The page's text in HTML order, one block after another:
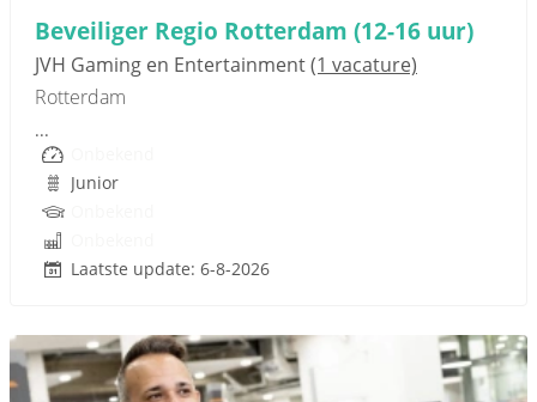
Beveiliger Regio Rotterdam (12-16 uur)
JVH Gaming en Entertainment(1 vacature)
Rotterdam
...
Junior
Laatste update: 6-8-2026